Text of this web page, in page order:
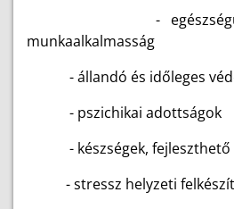
- egészségügyi,
munkaalkalmasság
- állandó és időleges
- pszichikai adottságok
- készségek, fejleszthető
- stressz helyzeti